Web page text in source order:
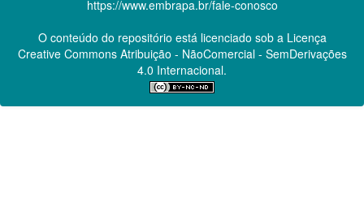
https://www.embrapa.br/fale-conosco
O conteúdo do repositório está licenciado sob a Licença
Creative CommonsAtribuição - NãoComercial - SemDerivações
4.0 Internacional.